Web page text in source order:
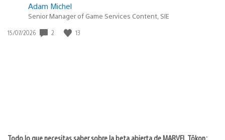
Adam Michel
Senior Manager of Game Services Content, SIE
Fecha
15/07/2026 2 13
Todo lo que necesitas saber sobre la beta abierta de MARVEL Tōkon: